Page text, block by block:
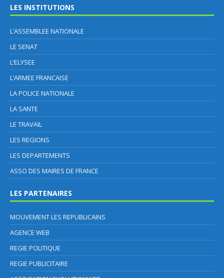
LES INSTITUTIONS
L’ASSEMBLEE NATIONALE
LE SENAT
L’ELYSEE
L’ARMEE FRANCAISE
LA POLICE NATIONALE
LA SANTE
LE TRAVAIL
LES REGIONS
LES DEPARTEMENTS
ASSO DES MAIRES DE FRANCE
LES PARTENAIRES
MOUVEMENT LES REPUBLICAINS
AGENCE WEB
REGIE POLITIQUE
REGIE PUBLICITAIRE